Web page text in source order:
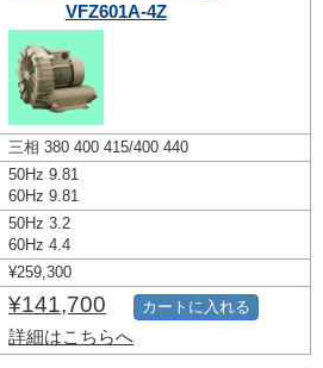
VFZ601A-4Z
三相 380 400 415/400 440
50Hz 9.81
60Hz 9.81
50Hz 3.2
60Hz 4.4
¥259,300
¥141,700
詳細はこちらへ
カートに入れる